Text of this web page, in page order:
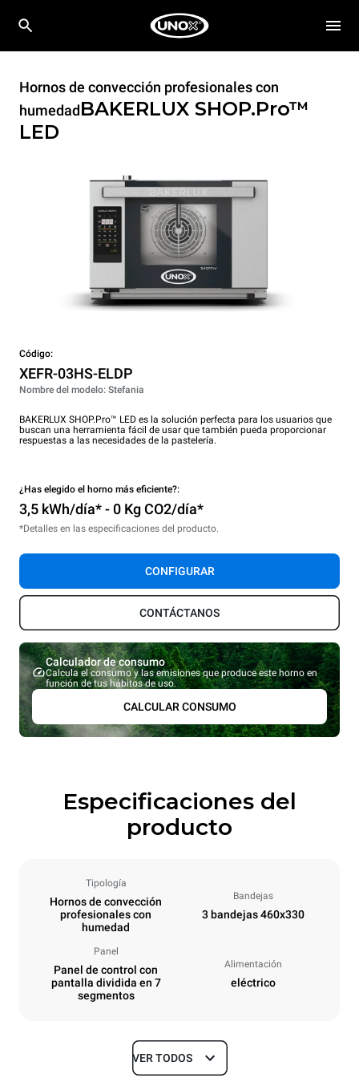
Hornos de convección profesionales con
humedadBAKERLUX SHOP.Pro™
LED
Código:
XEFR-03HS-ELDP
Nombre del modelo: Stefania
BAKERLUX SHOP.Pro™ LED es la solución perfecta para los usuarios que
buscan una herramienta fácil de usar que también pueda proporcionar
respuestas a las necesidades de la pastelería.
¿Has elegido el horno más eficiente?:
3,5 kWh/día* - 0 Kg CO2/día*
*Detalles en las especificaciones del producto.
CONFIGURAR
CONTÁCTANOS
Calculador de consumo
Calcula el consumo y las emisiones que produce este horno en
función de tus hábitos de uso.
CALCULAR CONSUMO
Especificaciones del
producto
Tipología
Hornos de convección
profesionales con
humedad
Bandejas
3 bandejas 460x330
Panel
Panel de control con
pantalla dividida en 7
segmentos
Alimentación
eléctrico
Tamaños
VER TODOS